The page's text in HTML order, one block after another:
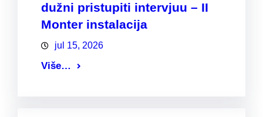
dužni pristupiti intervjuu – II
Monter instalacija
jul 15, 2026
Više…